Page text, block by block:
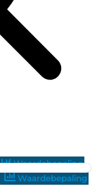
Waardebepaling
Waardebepaling